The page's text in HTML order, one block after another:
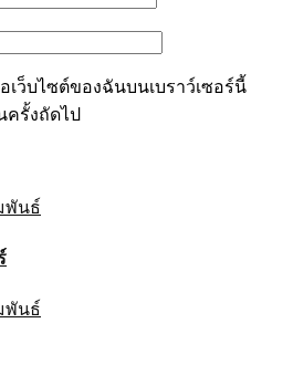
ว็บไซต์ของฉันบนเบราว์เซอร์นี้
ครั้งถัดไป
พันธ์
พันธ์